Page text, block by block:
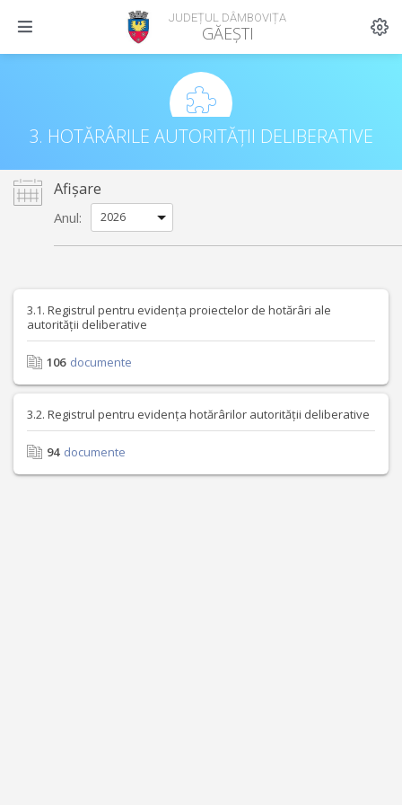
JUDEȚUL DÂMBOVIȚA
GĂEȘTI
3. HOTĂRÂRILE AUTORITĂȚII DELIBERATIVE
Afișare
Anul:
3.1. Registrul pentru evidența proiectelor de hotărâri ale
autorității deliberative
106 documente
3.2. Registrul pentru evidența hotărârilor autorității deliberative
94 documente